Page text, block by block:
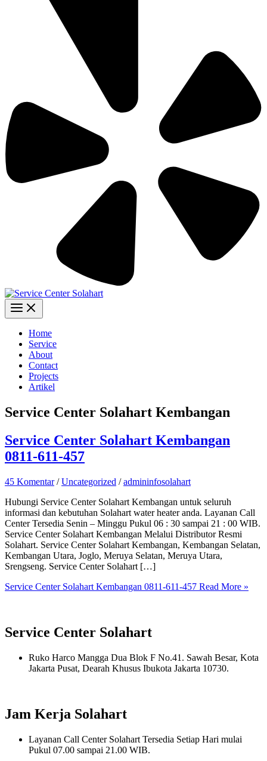
Home
Service
About
Contact
Projects
Artikel
Service Center Solahart Kembangan
Service Center Solahart Kembangan
0811-611-457
45 Komentar /Uncategorized /admininfosolahart
Hubungi Service Center Solahart Kembangan untuk seluruh
informasi dan kebutuhan Solahart water heater anda. Layanan Call
Center Tersedia Senin – Minggu Pukul 06 : 30 sampai 21 : 00 WIB.
Service Center Solahart Kembangan Melalui Distributor Resmi
Solahart. Service Center Solahart Kembangan, Kembangan Selatan,
Kembangan Utara, Joglo, Meruya Selatan, Meruya Utara,
Srengseng. Service Center Solahart […]
Service Center Solahart Kembangan 0811-611-457 Read More »
Service Center Solahart
Ruko Harco Mangga Dua Blok F No.41. Sawah Besar, Kota
Jakarta Pusat, Dearah Khusus Ibukota Jakarta 10730.
Jam Kerja Solahart
Layanan Call Center Solahart Tersedia Setiap Hari mulai
Pukul 07.00 sampai 21.00 WIB.